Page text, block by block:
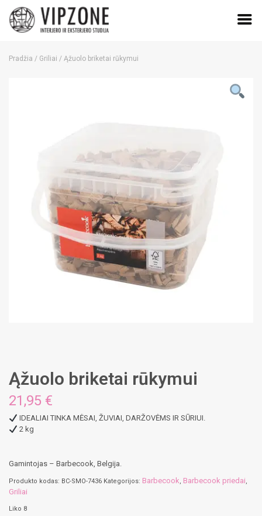
Pradžia / Griliai / Ąžuolo briketai rūkymui
Ąžuolo briketai rūkymui
21,95 €
IDEALIAI TINKA MĖSAI, ŽUVIAI, DARŽOVĖMS IR SŪRIUI.
2 kg
Gamintojas – Barbecook, Belgija.
Produkto kodas: BC-SMO-7436 Kategorijos: Barbecook, Barbecook priedai,
Griliai
Liko 8